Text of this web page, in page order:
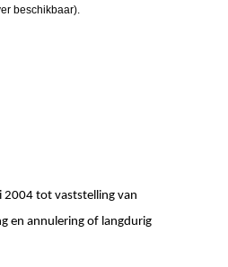
beschikbaar).
tot vaststelling van
en annulering of langdurig